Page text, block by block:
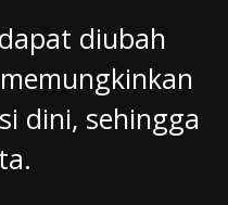
diubah
dini, sehingga